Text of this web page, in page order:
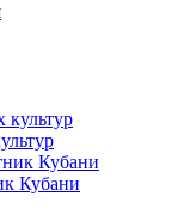
Кубани